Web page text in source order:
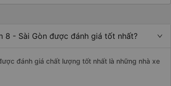
8 - Sài Gòn được đánh giá tốt nhất?
đánh giá chất lượng tốt nhất là những nhà xe